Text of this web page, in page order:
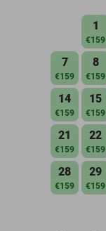
1
€159
7
€159
8
€159
14
€159
15
€159
21
€159
22
€159
28
€159
29
€159